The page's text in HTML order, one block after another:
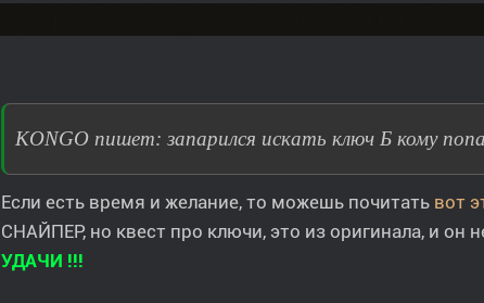
KONGO пишет: запарился искать ключ Б кому
Если есть время и желание, то можешь почитать вот
СНАЙПЕР, но квест про ключи, это из оригинала, и он
УДАЧИ !!!